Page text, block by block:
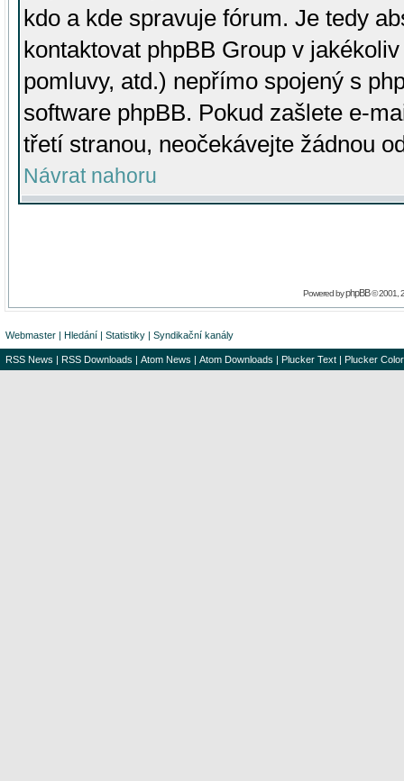
kdo a kde spravuje fórum. Je tedy
kontaktovat phpBB Group v
pomluvy, atd.) nepřímo spojený s
software phpBB. Pokud zašlete e-
třetí stranou, neočekávejte žádnou
Návrat nahoru
Powered byphpBB© 2001,
Webmaster | Hledání | Statistiky | Syndikační kanály
RSS News | RSS Downloads | Atom News | Atom Downloads | Plucker Text | Plucker Color